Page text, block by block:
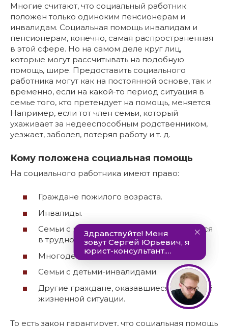
Многие считают, что социальный работник
положен только одиноким пенсионерам и
инвалидам. Социальная помощь инвалидам и
пенсионерам, конечно, самая распространенная
в этой сфере. Но на самом деле круг лиц,
которые могут рассчитывать на подобную
помощь, шире. Предоставить социального
работника могут как на постоянной основе, так и
временно, если на какой-то период ситуация в
семье того, кто претендует на помощь, меняется.
Например, если тот член семьи, который
ухаживает за недееспособным родственником,
уезжает, заболел, потерял работу и т. д.
Кому положена социальная помощь
На социального работника имеют право:
Граждане пожилого возраста.
Инвалиды.
Семьи с маленькими детьми, оказавшиеся
в трудной жизненной ситуации.
Многодетные семьи.
Семьи с детьми-инвалидами.
Другие граждане, оказавшиеся в трудной
жизненной ситуации.
То есть закон гарантирует, что социальная помощь